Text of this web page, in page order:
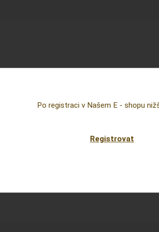
Po registraci v Našem E - shopu
Registrovat